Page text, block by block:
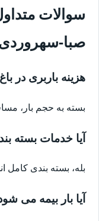
سوالات
صبا-
هزینه باربری در
بسته به حجم بار،
آیا خدمات بسته
بله، بسته بندی کامل
آیا بار بیمه می